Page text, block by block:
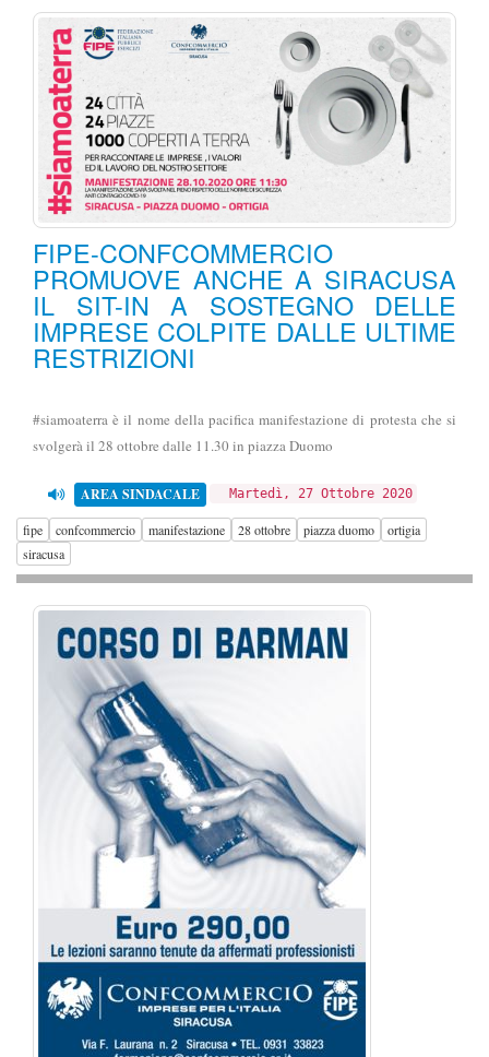
FIPE-CONFCOMMERCIO
PROMUOVE ANCHE A SIRACUSA
IL SIT-IN A SOSTEGNO DELLE
IMPRESE COLPITE DALLE ULTIME
RESTRIZIONI
#siamoaterra è il nome della pacifica manifestazione di protesta che si
svolgerà il 28 ottobre dalle 11.30 in piazza Duomo
AREA SINDACALE Martedì, 27 Ottobre 2020
fipe confcommercio manifestazione 28 ottobre piazza duomo
ortigia
siracusa